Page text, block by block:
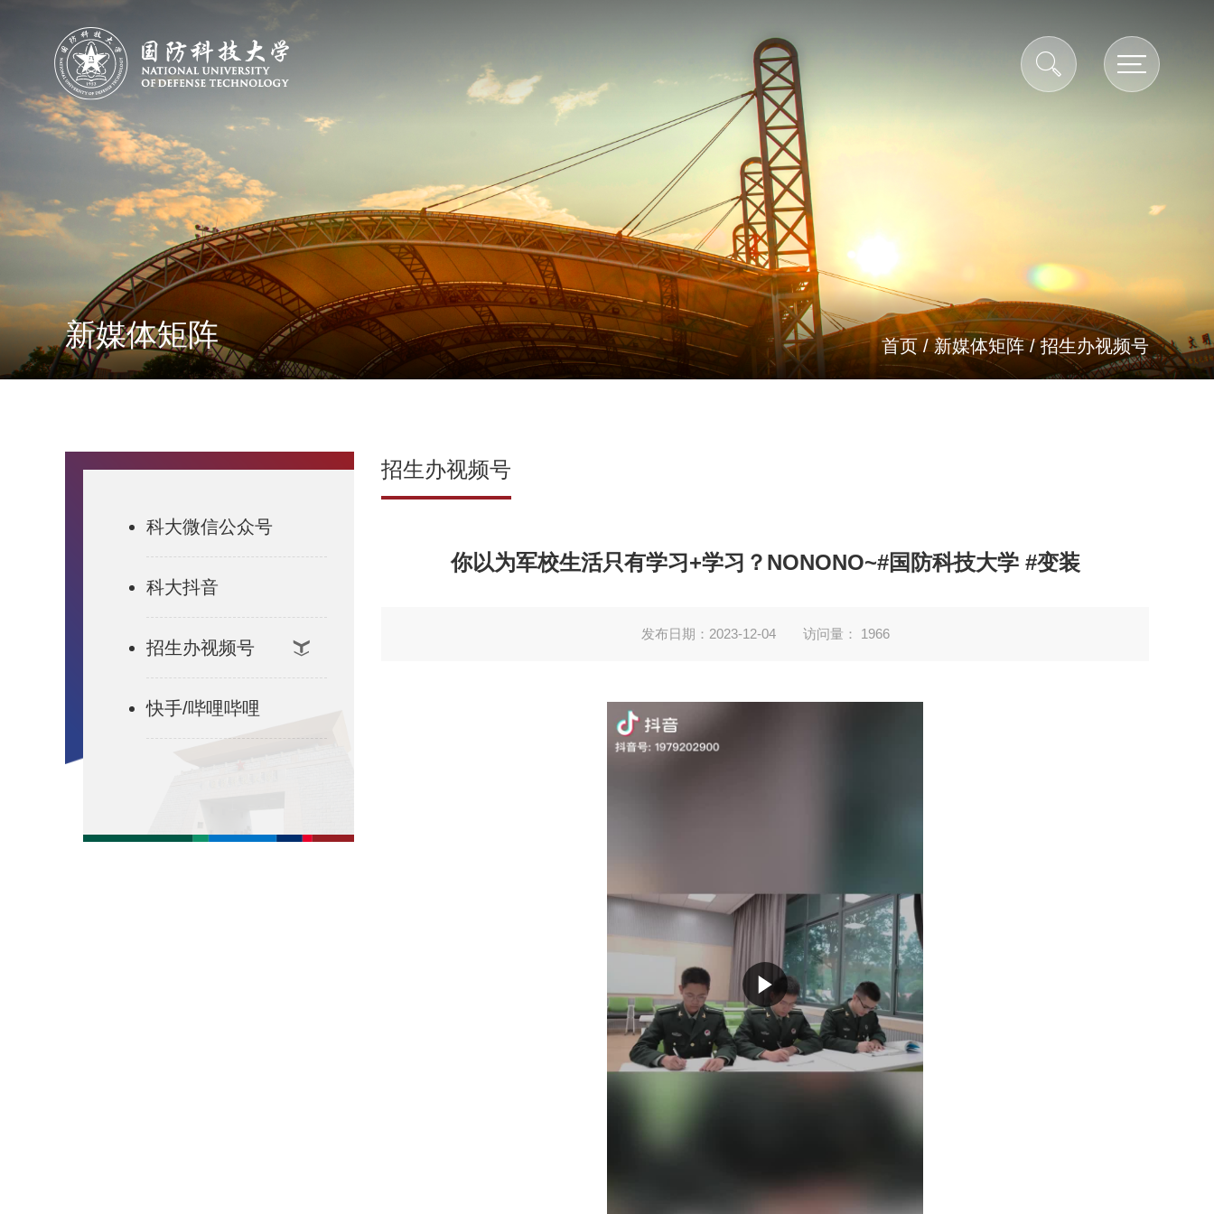
新媒体矩阵 首页/新媒体矩阵/招生办视频号
科大微信公众号
科大抖音
招生办视频号
快手/哔哩哔哩
招生办视频号
你以为军校生活只有学习+学习？NONONO~#国防科技大学 #变装
发布日期：2023-12-04 访问量： 1966